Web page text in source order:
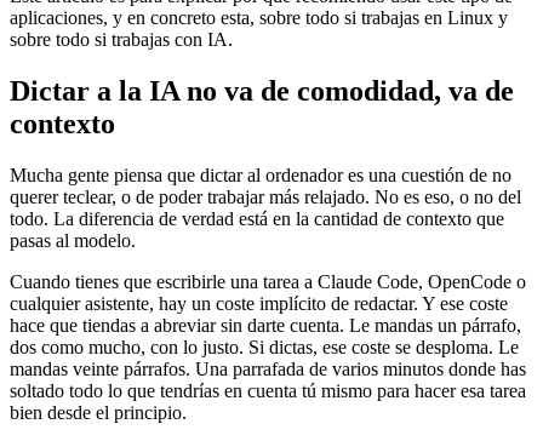
aplicaciones, y en concreto esta, sobre todo si trabajas en Linux y
sobre todo si trabajas con IA.
Dictar a la IA no va de comodidad, va de
contexto
Mucha gente piensa que dictar al ordenador es una cuestión de no
querer teclear, o de poder trabajar más relajado. No es eso, o no del
todo. La diferencia de verdad está en la cantidad de contexto que
pasas al modelo.
Cuando tienes que escribirle una tarea a Claude Code, OpenCode o
cualquier asistente, hay un coste implícito de redactar. Y ese coste
hace que tiendas a abreviar sin darte cuenta. Le mandas un párrafo,
dos como mucho, con lo justo. Si dictas, ese coste se desploma. Le
mandas veinte párrafos. Una parrafada de varios minutos donde has
soltado todo lo que tendrías en cuenta tú mismo para hacer esa tarea
bien desde el principio.